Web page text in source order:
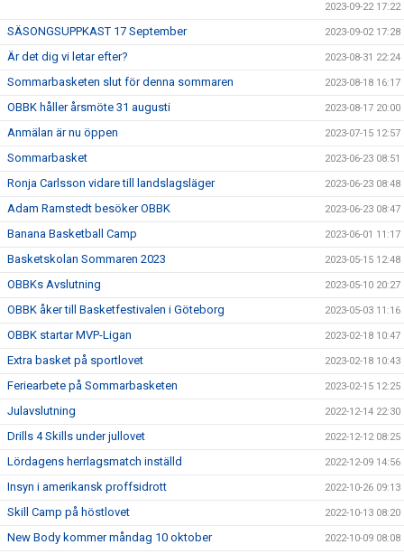
2023-09-22 17:22
SÄSONGSUPPKAST 17 September 2023-09-02 17:28
Är det dig vi letar efter? 2023-08-31 22:24
Sommarbasketen slut för denna sommaren 2023-08-18 16:17
OBBK håller årsmöte 31 augusti 2023-08-17 20:00
Anmälan är nu öppen 2023-07-15 12:57
Sommarbasket 2023-06-23 08:51
Ronja Carlsson vidare till landslagsläger 2023-06-23 08:48
Adam Ramstedt besöker OBBK 2023-06-23 08:47
Banana Basketball Camp 2023-06-01 11:17
Basketskolan Sommaren 2023 2023-05-15 12:48
OBBKs Avslutning 2023-05-10 20:27
OBBK åker till Basketfestivalen i Göteborg 2023-05-03 11:16
OBBK startar MVP-Ligan 2023-02-18 10:47
Extra basket på sportlovet 2023-02-18 10:43
Feriearbete på Sommarbasketen 2023-02-15 12:25
Julavslutning 2022-12-14 22:30
Drills 4 Skills under jullovet 2022-12-12 08:25
Lördagens herrlagsmatch inställd 2022-12-09 14:56
Insyn i amerikansk proffsidrott 2022-10-26 09:13
Skill Camp på höstlovet 2022-10-13 08:20
New Body kommer måndag 10 oktober 2022-10-09 08:08